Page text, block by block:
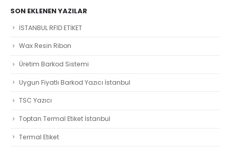
SON EKLENEN YAZILAR
İSTANBUL RFID ETİKET
Wax Resin Ribon
Üretim Barkod Sistemi
Uygun Fiyatlı Barkod Yazıcı İstanbul
TSC Yazıcı
Toptan Termal Etiket İstanbul
Termal Etiket